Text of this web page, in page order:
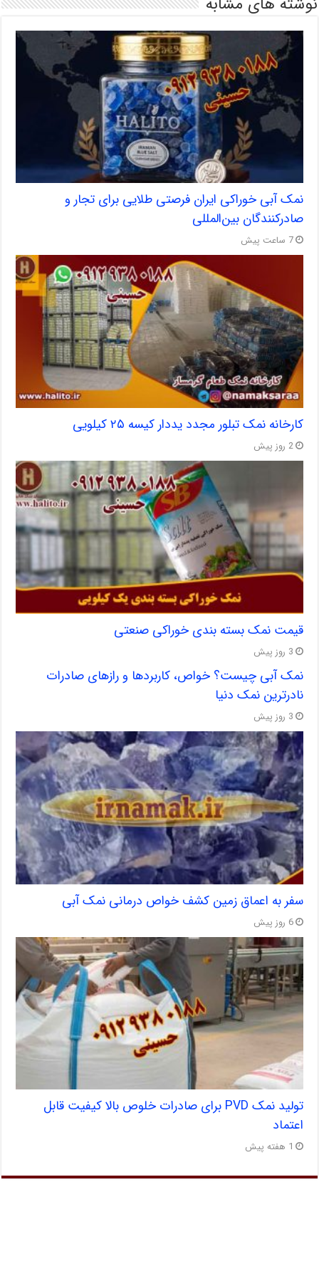
نمک آبی خوراکی ایران فرصتی طلایی برای تجار و
صادرکنندگان بین‌المللی
7 ساعت پیش
کارخانه نمک تبلور مجدد یددار کیسه ۲۵ کیلویی
2 روز پیش
قیمت نمک بسته بندی خوراکی صنعتی
3 روز پیش
نمک آبی چیست؟ خواص، کاربردها و رازهای صادرات
نادرترین نمک دنیا
3 روز پیش
سفر به اعماق زمین کشف خواص درمانی نمک آبی
6 روز پیش
تولید نمک PVD برای صادرات خلوص بالا کیفیت قابل
اعتماد
1 هفته پیش